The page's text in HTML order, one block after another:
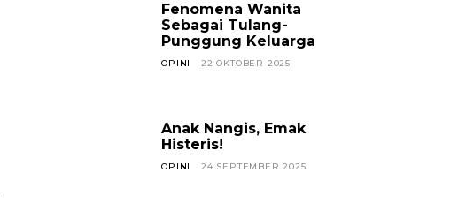
Fenomena Wanita
Sebagai Tulang-
Punggung Keluarga
OPINI 22 OKTOBER 2025
Anak Nangis, Emak
Histeris!
OPINI 24 SEPTEMBER 2025